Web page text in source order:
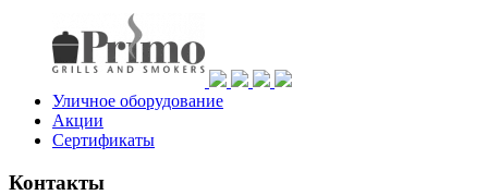
Уличное оборудование
Акции
Сертификаты
Контакты